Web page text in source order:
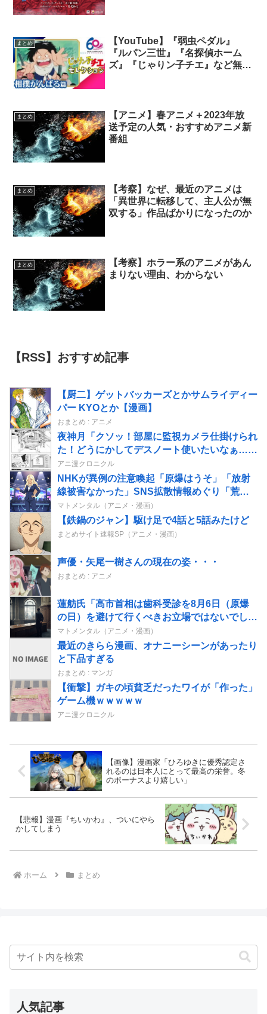
まとめ
【YouTube】『弱虫ペダル』
『ルパン三世』『名探偵ホーム
ズ』『じゃりン子チエ』など無料
まとめ
【アニメ】春アニメ＋2023年放
送予定の人気・おすすめアニメ新
番組
まとめ
【考察】なぜ、最近のアニメは
「異世界に転移して、主人公が無
双する」作品ばかりになったのか
まとめ
【考察】ホラー系のアニメがあん
まりない理由、わからない
【RSS】おすすめ記事
【厨二】ゲットバッカーズとかサムライディー
パー KYOとか【漫画】
おまとめ : アニメ
夜神月「クソッ！部屋に監視カメラ仕掛けられ
た！どうにかしてデスノート使いたいなぁ…せ
や！」→結果
アニ漫クロニクル
NHKが異例の注意喚起「原爆はうそ」「放射
線被害なかった」SNS拡散情報めぐり「荒唐
無稽」
マトメンタル（アニメ・漫画）
【鉄鍋のジャン】駆け足で4話と5話みたけど
まとめサイト速報SP（アニメ・漫画）
声優・矢尾一樹さんの現在の姿・・・
おまとめ : アニメ
蓮舫氏「高市首相は歯科受診を8月6日（原爆
の日）を避けて行くべきお立場ではないでしょ
うか」
マトメンタル（アニメ・漫画）
最近のきらら漫画、オナニーシーンがあったり
と下品すぎる
おまとめ : マンガ
【衝撃】ガキの頃貧乏だったワイが「作った」
ゲーム機ｗｗｗｗｗ
アニ漫クロニクル
【画像】漫画家「ひろゆきに優秀認定さ
れるのは日本人にとって最高の栄誉。冬
のボーナスより嬉しい」
【悲報】漫画『ちいかわ』、ついにやら
かしてしまう
ホーム まとめ
人気記事